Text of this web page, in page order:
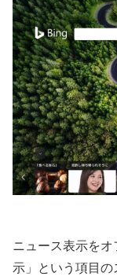
ニュース表示を
示」という項目